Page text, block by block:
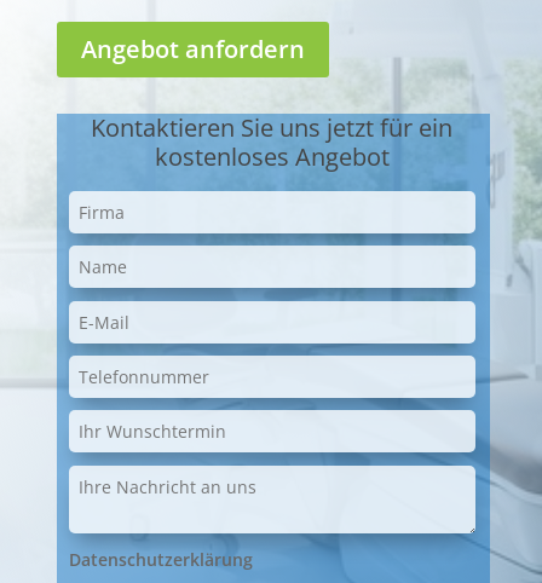
Angebot anfordern
Kontaktieren Sie uns jetzt für ein
kostenloses Angebot
Datenschutzerklärung